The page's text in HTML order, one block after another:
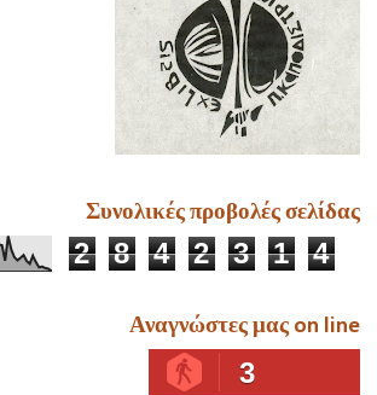
Συνολικές προβολές σελίδας
2 8 4 2 3 1 4
Αναγνώστες μας on line
3